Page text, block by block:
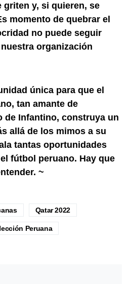
griten y, si quieren, se
momento de quebrar el
no puede seguir
organización
única para que el
tan amante de
de Infantino, construya un
allá de los mimos a su
tantas oportunidades
fútbol peruano. Hay que
~
Qatar 2022
Peruana